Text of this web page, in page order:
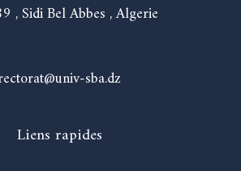
, Sidi Bel Abbes , Algerie
sba.dz
Liens rapides